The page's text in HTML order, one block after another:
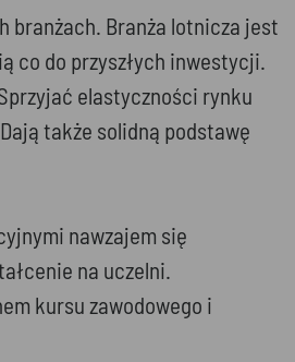
branżach. Branża lotnicza jest
co do przyszłych inwestycji.
elastyczności rynku
także solidną podstawę
nawzajem się
na uczelni.
kursu zawodowego i